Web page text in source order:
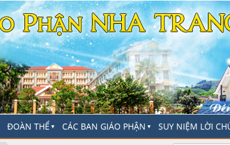
ĐOÀN THỂ ▼ CÁC BAN GIÁO PHẬN ▼ SUY NIỆM LỜI